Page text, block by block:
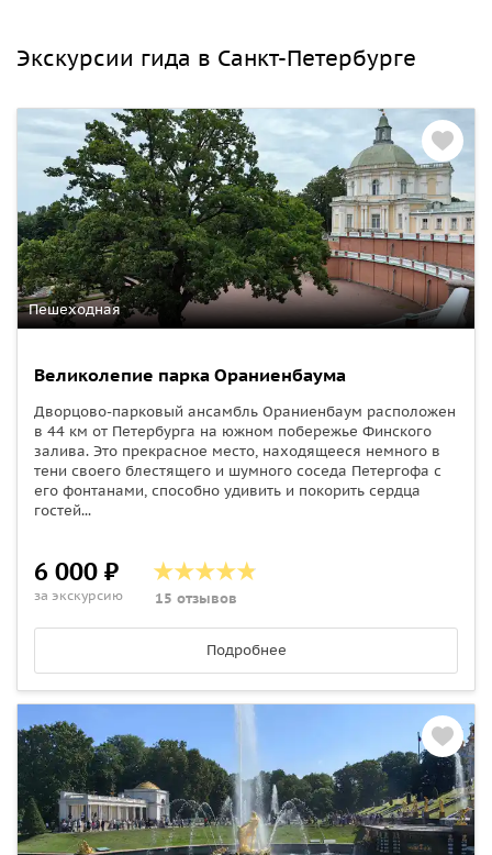
Экскурсии гида в Санкт-Петербурге
Пешеходная
Великолепие парка Ораниенбаума
Дворцово-парковый ансамбль Ораниенбаум расположен
в 44 км от Петербурга на южном побережье Финского
залива. Это прекрасное место, находящееся немного в
тени своего блестящего и шумного соседа Петергофа с
его фонтанами, способно удивить и покорить сердца
гостей...
6 000 ₽
за экскурсию 15 отзывов
Подробнее